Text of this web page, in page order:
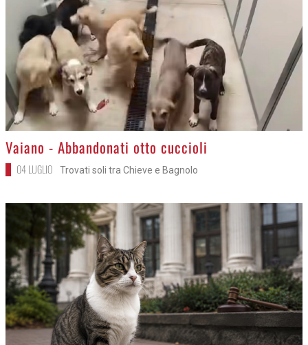
>
Vaiano - Abbandonati otto cuccioli
04 LUGLIO Trovati soli tra Chieve e Bagnolo